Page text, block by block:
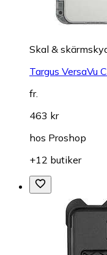
Skal &
Targus VersaVu
fr.
463 kr
hos Proshop
+12 butiker